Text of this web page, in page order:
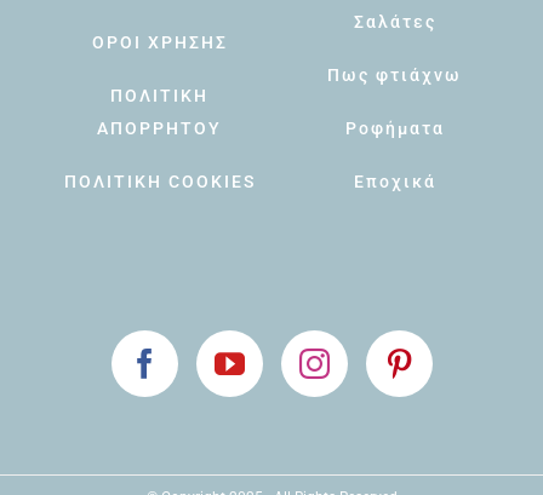
ΟΡΟΙ ΧΡΗΣΗΣ
ΠΟΛΙΤΙΚΗ
ΑΠΟΡΡΗΤΟΥ
ΠΟΛΙΤΙΚΗ COOKIES
Σαλάτες
Πως φτιάχνω
Ροφήματα
Εποχικά